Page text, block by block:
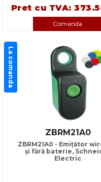
Pret cu TVA:
Comanda
La comanda
ZBRM21A0
ZBRM21A0 - Emiţător
şi fără baterie,
Electric